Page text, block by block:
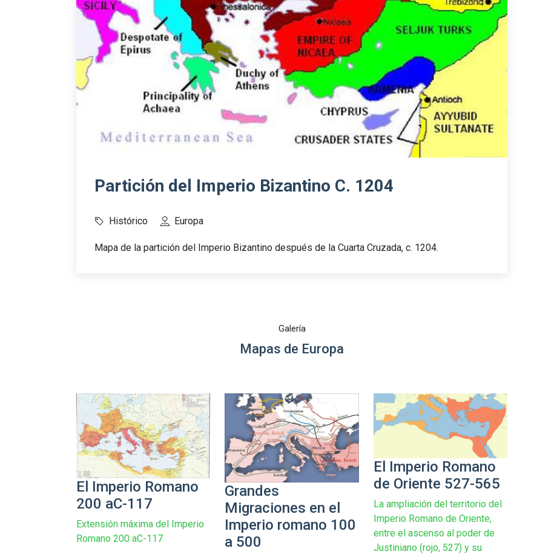
Partición del Imperio Bizantino C. 1204
Histórico Europa
Mapa de la partición del Imperio Bizantino después de la Cuarta Cruzada, c. 1204.
Galería
Mapas de Europa
El Imperio Romano
200 aC-117
Extensión máxima del Imperio
Romano 200 aC-117
Grandes
Migraciones en el
Imperio romano 100
a 500
El Imperio Romano
de Oriente 527-565
La ampliación del territorio del
Imperio Romano de Oriente,
entre el ascenso al poder de
Justiniano (rojo, 527) y su